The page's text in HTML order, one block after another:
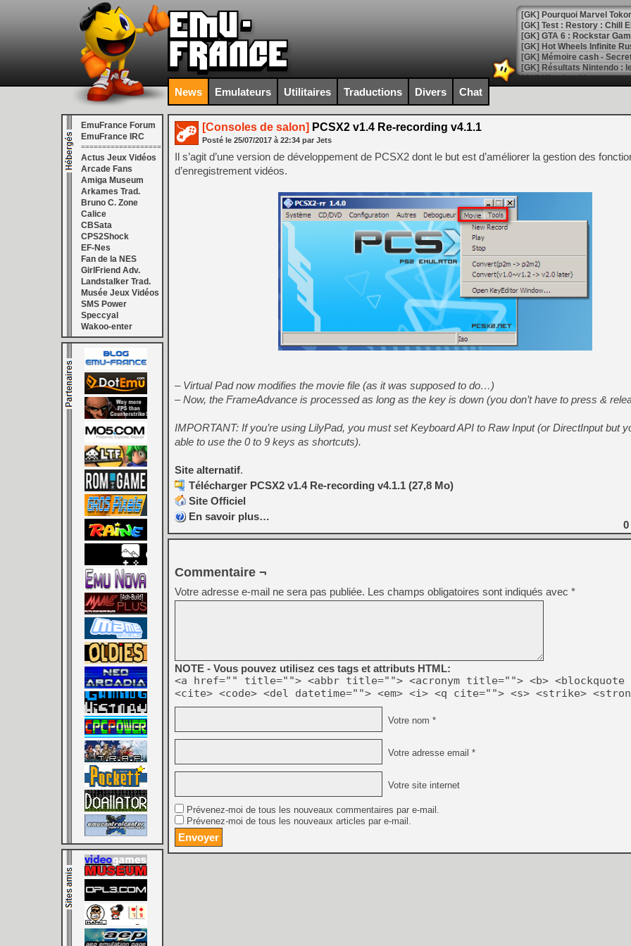
[GK] Pourquoi Marvel
[GK] Test : Restory : Chill
[GK] GTA 6 : Rockstar
[GK] Hot Wheels Infinite
[GK] Mémoire cash -
[GK] Résultats Nintendo :
[GK] Déjà des
[Mo5] Brickboy cherche à
[GK] Minecraft et ses «
[GK] Beast of
[GK] Ubisoft : fin de partie
[GK] Mémoire cash -
[GK] Dan Houser (GTA)
[GK] Comment EA Sports
[GK] Crimson Moon : un
[GK] Isle of Reveries : le
[GK] Moonlighter 2 : The
[GK] Capcom relance
[Mo5] Deux inédits du
[GK] Le beat'em up The
[GK] Endless Legend 2 :
[LS] [PS5] Le WebKit
[GK] Oubliez Crazy Taxi,
[LS] [Switch] NSZ 5.0.0
[GK] No More Room in
[GK] Un chatbot Atelier
[GK] Mémoire cash -
[GK] Nvidia : le prix des
[GK] Suikoden Star Leap
[Mo5] La mini borne
News Emulateurs Utilitaires Traductions Divers Chat
EmuFrance Forum
EmuFrance IRC
===================
Actus Jeux Vidéos
Arcade Fans
Amiga Museum
Arkames Trad.
Bruno C. Zone
Calice
CBSata
CPS2Shock
EF-Nes
Fan de la NES
GirlFriend Adv.
Landstalker Trad.
Musée Jeux Vidéos
SMS Power
Speccyal
Wakoo-enter
[Consoles de salon] PCSX2 v1.4 Re-recording v4.1.1
Posté le 25/07/2017 à 22:34 par Jets
Il s’agit d’une version de développement de PCSX2 dont le but est d’améliorer la gestion des
d’enregistrement vidéos.
– Virtual Pad now modifies the movie file (as it was supposed to do…)
– Now, the FrameAdvance is processed as long as the key is down (you don’t have to press &
IMPORTANT: If you’re using LilyPad, you must set Keyboard API to Raw Input (or DirectInput but
able to use the 0 to 9 keys as shortcuts).
Site alternatif.
Télécharger PCSX2 v1.4 Re-recording v4.1.1 (27,8 Mo)
Site Officiel
En savoir plus…
0
Commentaire ¬
Votre adresse e-mail ne sera pas publiée. Les champs obligatoires sont indiqués avec *
NOTE - Vous pouvez utilisez ces tags et attributs HTML:
<a href="" title=""> <abbr title=""> <acronym title=""> <b> <blockquote
<cite> <code> <del datetime=""> <em> <i> <q cite=""> <s> <strike>
Votre nom *
Votre adresse email *
Votre site internet
Prévenez-moi de tous les nouveaux commentaires par e-mail.
Prévenez-moi de tous les nouveaux articles par e-mail.